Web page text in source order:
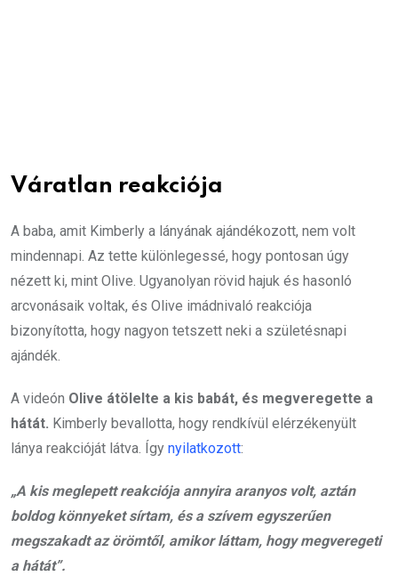
Váratlan reakciója
A baba, amit Kimberly a lányának ajándékozott, nem volt
mindennapi. Az tette különlegessé, hogy pontosan úgy
nézett ki, mint Olive. Ugyanolyan rövid hajuk és hasonló
arcvonásaik voltak, és Olive imádnivaló reakciója
bizonyította, hogy nagyon tetszett neki a születésnapi
ajándék.
A videón Olive átölelte a kis babát, és megveregette a
hátát. Kimberly bevallotta, hogy rendkívül elérzékenyült
lánya reakcióját látva. Így nyilatkozott:
„A kis meglepett reakciója annyira aranyos volt, aztán
boldog könnyeket sírtam, és a szívem egyszerűen
megszakadt az örömtől, amikor láttam, hogy megveregeti
a hátát”.